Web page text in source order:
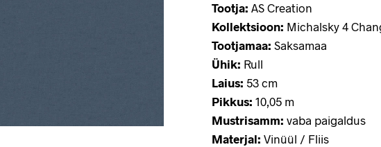
Tootja: AS Creation
Kollektsioon: Michalsky 4
Tootjamaa: Saksamaa
Ühik: Rull
Laius: 53 cm
Pikkus: 10,05 m
Mustrisamm: vaba paigaldus
Materjal: Vinüül / Fliis